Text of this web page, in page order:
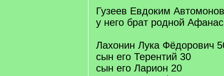
Гузеев Евдоким
у него брат родной
Лахонин Лука Фёдорович
сын его Терентий 30
сын его Ларион 20